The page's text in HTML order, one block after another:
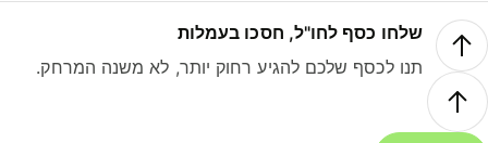
שלחו כסף לחו"ל, חסכו בעמלות
תנו לכסף שלכם להגיע רחוק יותר, לא משנה המרחק.